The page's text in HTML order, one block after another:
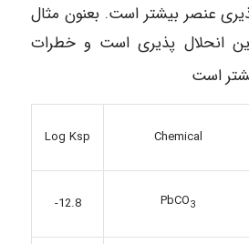
عنصر بیشتر است. بعنون مثال
انحلال پذیری است و خطرات
است
Chemical
Log Ksp
PbCO3
-12.8